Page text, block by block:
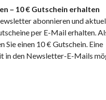
– 10 € Gutschein erhalten
abonnieren und
per E-Mail erhalten.
Sie einen 10 € Gutschein. Eine
in den Newsletter-E-Mails